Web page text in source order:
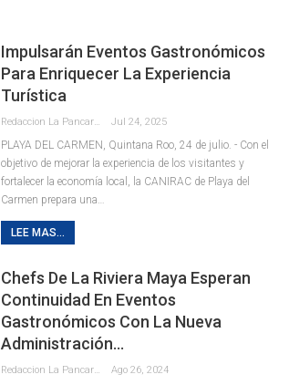
Impulsarán Eventos Gastronómicos
Para Enriquecer La Experiencia
Turística
Jul 24, 2025
PLAYA DEL CARMEN, Quintana Roo, 24 de julio. - Con el
objetivo de mejorar la experiencia de los visitantes y
fortalecer la economía local, la CANIRAC de Playa del
Carmen prepara una
LEE MAS...
Chefs De La Riviera Maya Esperan
Continuidad En Eventos
Gastronómicos Con La Nueva
Administración…
Ago 26, 2024